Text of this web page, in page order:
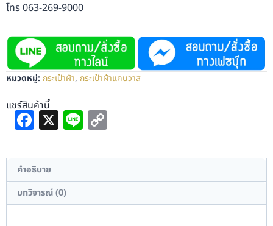
โทร 063-269-9000
หมวดหมู่: กระเป๋าผ้า, กระเป๋าผ้าแคนวาส
แชร์สินค้านี้Facebook
X Line
คำอธิบาย
บทวิจารณ์ (0)